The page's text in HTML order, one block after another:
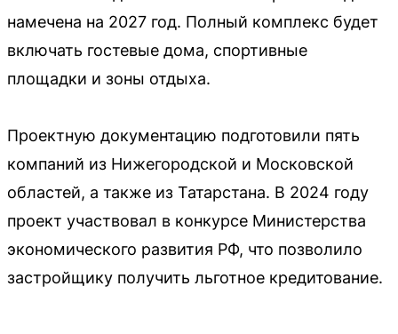
намечена на 2027 год. Полный комплекс будет
включать гостевые дома, спортивные
площадки и зоны отдыха.
Проектную документацию подготовили пять
компаний из Нижегородской и Московской
областей, а также из Татарстана. В 2024 году
проект участвовал в конкурсе Министерства
экономического развития РФ, что позволило
застройщику получить льготное кредитование.